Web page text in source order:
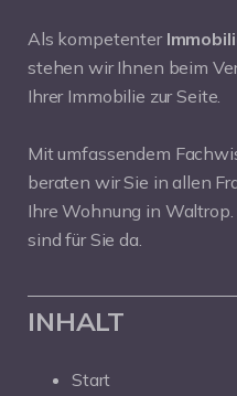
Als kompetenter
stehen wir Ihnen beim
Ihrer Immobilie zur Seite.
Mit umfassendem
beraten wir Sie in allen
Ihre Wohnung in
sind für Sie da.
INHALT
Start